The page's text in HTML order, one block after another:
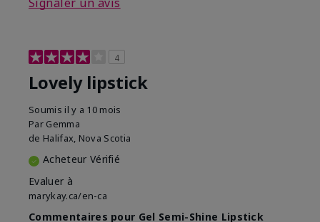
4
Lovely lipstick
Soumis il y a 10 mois
Par Gemma
de Halifax, Nova Scotia
Acheteur Vérifié
Evaluer à
marykay.ca/en-ca
Commentaires pour Gel Semi-Shine Lipstick